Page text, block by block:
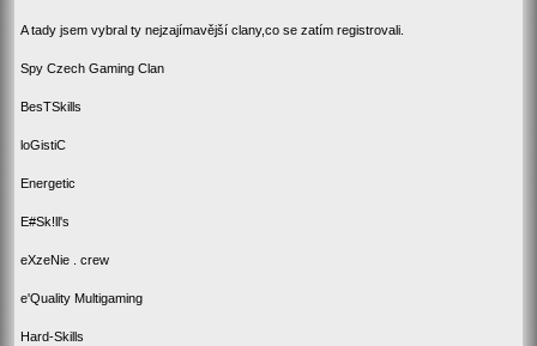
A tady jsem vybral ty nejzajímavější clany,co se zatím registrovali.
Spy Czech Gaming Clan
BesTSkills
loGistiC
Energetic
E#Sk!ll's
eXzeNie . crew
e'Quality Multigaming
Hard-Skills